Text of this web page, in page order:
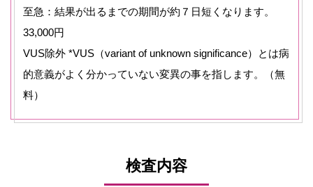
至急：結果が出るまでの期間が約７日短くなります。
33,000円
VUS除外 *VUS（variant of unknown significance）とは病
的意義がよく分かっていない変異の事を指します。（無
料）
検査内容